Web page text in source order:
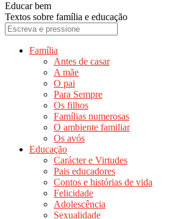
Educar bem
Textos sobre família e educação
Família
Antes de casar
A mãe
O pai
Para Sempre
Os filhos
Famílias numerosas
O ambiente familiar
Os avós
Educação
Carácter e Virtudes
Pais educadores
Contos e histórias de vida
Felicidade
Adolescência
Sexualidade